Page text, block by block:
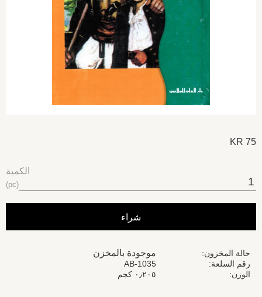
75
الكمية
pc
شراء
حالة المخزون موجودة بالمخزن
رقم السلعة
AB-1035
الوزن
٠٫٢٠٥ كجم